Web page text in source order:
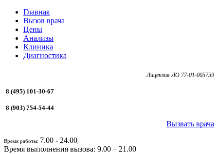
Главная
Вызов врача
Цены
Анализы
Клиника
Диагностика
Лицензия ЛО 77-01-005759
8 (495) 101-30-67
8 (903) 754-54-44
Вызвать врача
Время работы: 7.00 - 24.00
Время выполнения вызова: 9.00 – 21.00